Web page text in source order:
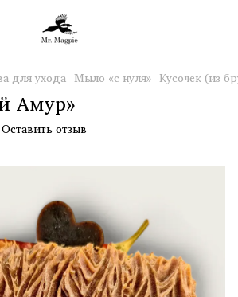
для ухода Мыло «с нуля» Кусочек (из
Амур»
Оставить отзыв